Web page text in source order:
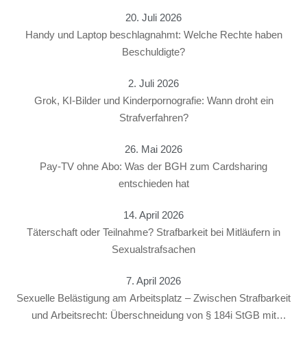
20. Juli 2026
Handy und Laptop beschlagnahmt: Welche Rechte haben
Beschuldigte?
2. Juli 2026
Grok, KI-Bilder und Kinderpornografie: Wann droht ein
Strafverfahren?
26. Mai 2026
Pay-TV ohne Abo: Was der BGH zum Cardsharing
entschieden hat
14. April 2026
Täterschaft oder Teilnahme? Strafbarkeit bei Mitläufern in
Sexualstrafsachen
7. April 2026
Sexuelle Belästigung am Arbeitsplatz – Zwischen Strafbarkeit
und Arbeitsrecht: Überschneidung von § 184i StGB mit